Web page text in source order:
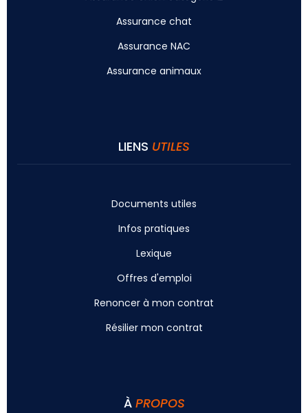
Assurance chat
Assurance NAC
Assurance animaux
LIENS UTILES
Documents utiles
Infos pratiques
Lexique
Offres d'emploi
Renoncer à mon contrat
Résilier mon contrat
À PROPOS